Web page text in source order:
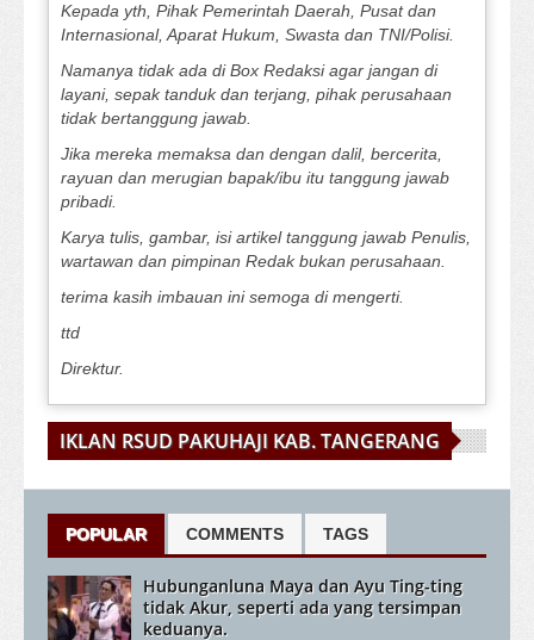
Kepada yth, Pihak Pemerintah Daerah, Pusat dan
Internasional, Aparat Hukum, Swasta dan TNI/Polisi.
Namanya tidak ada di Box Redaksi agar jangan di
layani, sepak tanduk dan terjang, pihak perusahaan
tidak bertanggung jawab.
Jika mereka memaksa dan dengan dalil, bercerita,
rayuan dan merugian bapak/ibu itu tanggung jawab
pribadi.
Karya tulis, gambar, isi artikel tanggung jawab Penulis,
wartawan dan pimpinan Redak bukan perusahaan.
terima kasih imbauan ini semoga di mengerti.
ttd
Direktur.
IKLAN RSUD PAKUHAJI KAB. TANGERANG
POPULAR COMMENTS TAGS
Hubunganluna Maya dan Ayu Ting-ting
tidak Akur, seperti ada yang tersimpan
keduanya.